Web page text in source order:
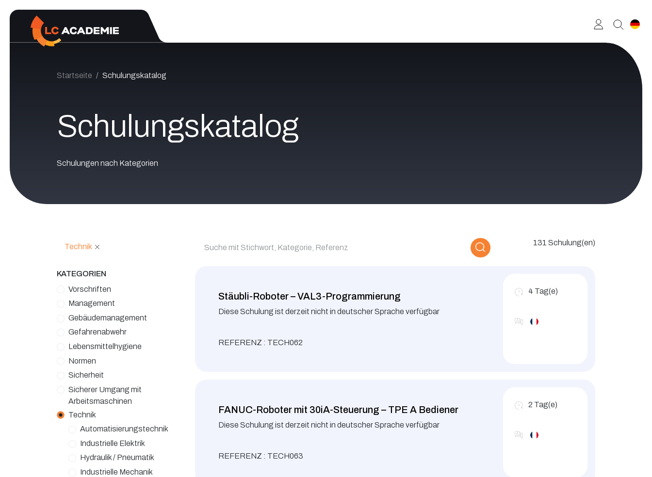
Startseite Schulungskatalog
Schulungskatalog
Schulungen nach Kategorien
Technik
KATEGORIEN
Vorschriften
Management
Gebäudemanagement
Gefahrenabwehr
Lebensmittelhygiene
Normen
Sicherheit
Sicherer Umgang mit
Arbeitsmaschinen
Technik
Automatisierungstechnik
Industrielle Elektrik
Hydraulik / Pneumatik
Industrielle Mechanik
131 Schulung(en)
Stäubli-Roboter – VAL3-Programmierung
Diese Schulung ist derzeit nicht in deutscher Sprache verfügbar
REFERENZ : TECH062
4 Tag(e)
FANUC-Roboter mit 30iA-Steuerung – TPE A Bediener
Diese Schulung ist derzeit nicht in deutscher Sprache verfügbar
REFERENZ : TECH063
2 Tag(e)